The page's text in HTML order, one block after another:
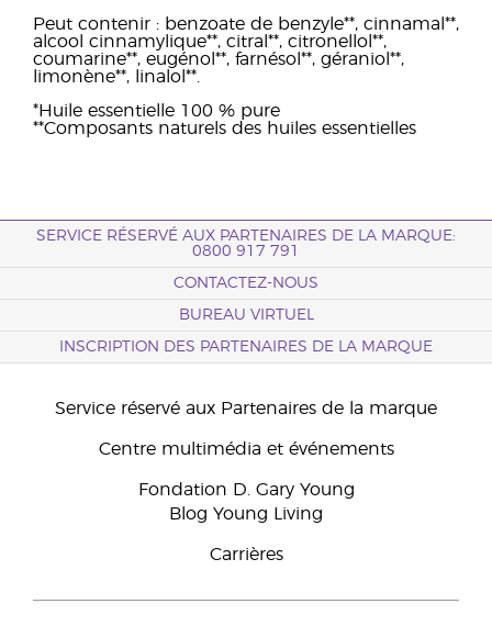
Peut contenir : benzoate de benzyle**, cinnamal**,
alcool cinnamylique**, citral**, citronellol**,
coumarine**, eugénol**, farnésol**, géraniol**,
limonène**, linalol**.
*Huile essentielle 100 % pure
**Composants naturels des huiles essentielles
SERVICE RÉSERVÉ AUX PARTENAIRES DE LA MARQUE:
0800 917 791
CONTACTEZ-NOUS
BUREAU VIRTUEL
INSCRIPTION DES PARTENAIRES DE LA MARQUE
Service réservé aux Partenaires de la marque
Centre multimédia et événements
Fondation D. Gary Young
Blog Young Living
Carrières